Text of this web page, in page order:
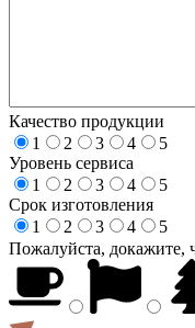
Качество продукции
1
2 3 4
5
Уровень сервиса
1
2 3 4
5
Срок изготовления
1
2 3 4
5
Пожалуйста, докажите,